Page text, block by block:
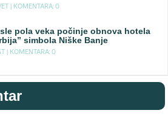
| KOMENTARA: 0
pola veka počinje obnova hotela
simbola Niške Banje
| KOMENTARA: 0